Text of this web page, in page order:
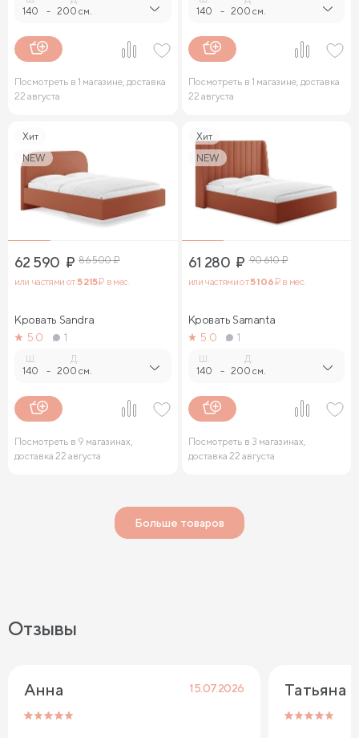
140 - 200 см.
Посмотреть в 1 магазине, доставка
22 августа
140 - 200 см.
Посмотреть в 1 магазине, доставка
22 августа
Хит
NEW
62 590 ₽ 86 500₽
или частями от5 215₽ в мес.
Кровать Sandra
5.0
1
Ш.
140 -
Д.
200 см.
Посмотреть в 9 магазинах,
доставка 22 августа
Хит
NEW
61 280 ₽ 90 610₽
или частями от5 106₽ в мес.
Кровать Samanta
5.0
1
Ш.
140 -
Д.
200 см.
Посмотреть в 3 магазинах,
доставка 22 августа
Больше товаров
Отзывы
Анна 15.07.2026 Татьяна